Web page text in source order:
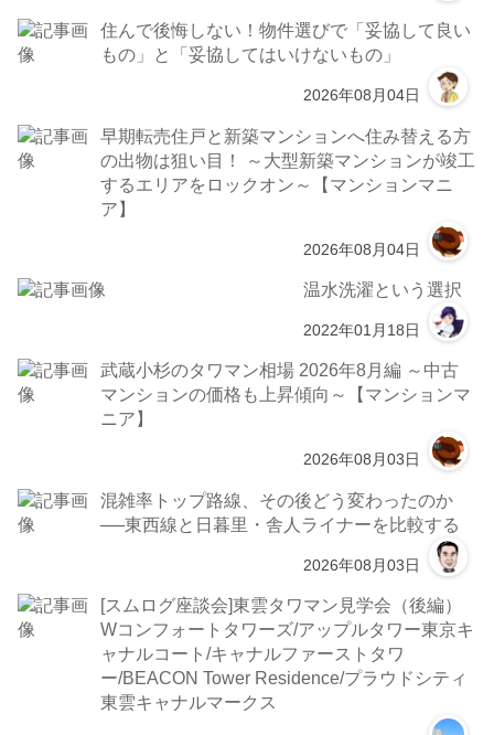
住んで後悔しない！物件選びで「妥協して良い
もの」と「妥協してはいけないもの」
2026年08月04日
早期転売住戸と新築マンションへ住み替える方
の出物は狙い目！ ～大型新築マンションが竣工
するエリアをロックオン～【マンションマニ
ア】
2026年08月04日
温水洗濯という選択
2022年01月18日
武蔵小杉のタワマン相場 2026年8月編 ～中古
マンションの価格も上昇傾向～【マンションマ
ニア】
2026年08月03日
混雑率トップ路線、その後どう変わったのか
──東西線と日暮里・舎人ライナーを比較する
2026年08月03日
[スムログ座談会]東雲タワマン見学会（後編）
Wコンフォートタワーズ/アップルタワー東京キ
ャナルコート/キャナルファーストタワ
ー/BEACON Tower Residence/プラウドシティ
東雲キャナルマークス